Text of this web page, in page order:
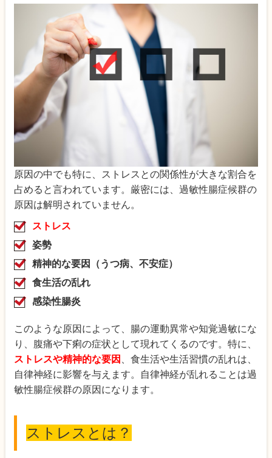
原因の中でも特に、ストレスとの関係性が大きな割合を
占めると言われています。厳密には、過敏性腸症候群の
原因は解明されていません。
ストレス
姿勢
精神的な要因（うつ病、不安症）
食生活の乱れ
感染性腸炎
このような原因によって、腸の運動異常や知覚過敏にな
り、腹痛や下痢の症状として現れてくるのです。特に、
ストレスや精神的な要因
、食生活や生活習慣の乱れは、
自律神経に影響を与えます。自律神経が乱れることは過
敏性腸症候群の原因になります。
ストレスとは？